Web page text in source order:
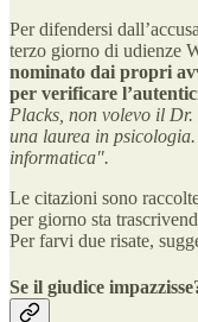
Per difendersi
terzo giorno di udienze
nominato dai propri
per verificare
Placks, non volevo il
una laurea in
informatica".
Le citazioni sono
per giorno sta
Per farvi due risate,
Se il giudice